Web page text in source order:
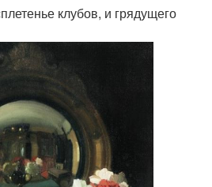
клубов, и грядущего